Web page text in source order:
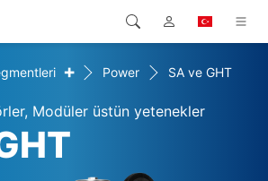
+ Power SA ve GHT
Modüler üstün yetenekler